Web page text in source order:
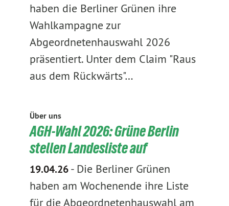
haben die Berliner Grünen ihre
Wahlkampagne zur
Abgeordnetenhauswahl 2026
präsentiert. Unter dem Claim "Raus
aus dem Rückwärts"…
Über uns
AGH-Wahl 2026: Grüne Berlin
stellen Landesliste auf
19.04.26- Die Berliner Grünen
haben am Wochenende ihre Liste
für die Abgeordnetenhauswahl am